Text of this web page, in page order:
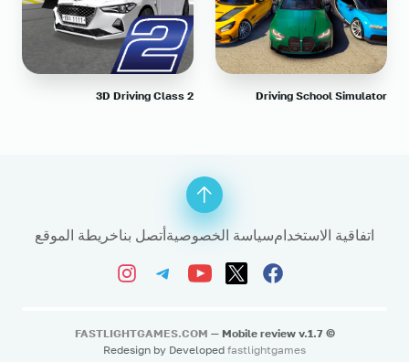
Driving School Simulator
3D Driving Class 2
اتفاقية الاستخدامسياسة الخصوصيةأتصل بناخريطة الموقع
©
FASTLIGHTGAMES.COM — Mobile review v.1.7
Redesign by Developed fastlightgames